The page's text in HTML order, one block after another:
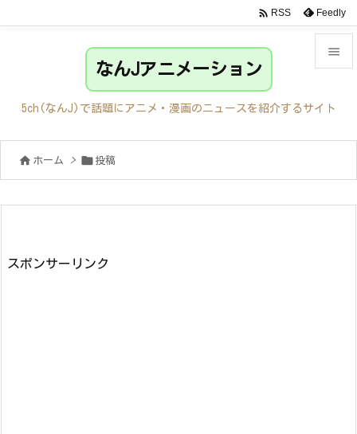

サイド
前へ

 RSS Feedly
なんJアニメーション
5ch(なんJ)で話題にアニメ・漫画のニュースを紹介するサイト
 ホーム >  投稿
スポンサーリンク